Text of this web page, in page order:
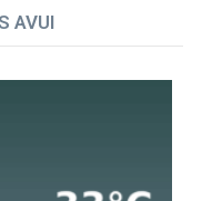
AVUI